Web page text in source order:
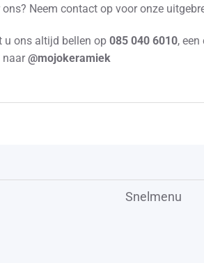
Neem contact op voor onze
u ons altijd bellen op 085 040 6010,
naar@mojokeramiek
Snelmenu